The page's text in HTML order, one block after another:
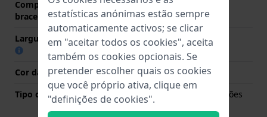
Comprimento do pino (da
bracelete)
26 mm
Largura das extremidades 13 mm
Cor da bracelete
Cinzento
Tipo de Fecho
Fivela dobrável com botões
de pressão
estatísticas anónimas estão sempre
automaticamente activos; se clicar
em "aceitar todos os cookies", aceita
também os cookies opcionais. Se
pretender escolher quais os cookies
que você próprio ativa, clique em
"definições de cookies".